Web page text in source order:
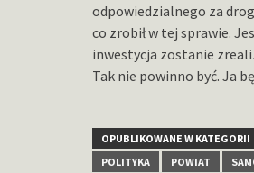
odpowiedzialnego za
co zrobił w tej sprawie.
inwestycja zostanie
Tak nie powinno być. Ja
OPUBLIKOWANE W KATEGORII
POLITYKA
POWIAT